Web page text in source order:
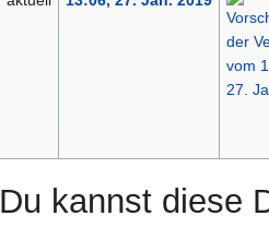
Du kannst diese